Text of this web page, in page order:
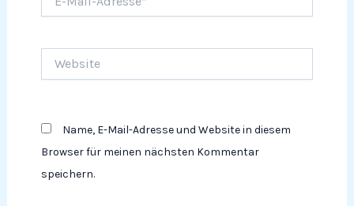
Mail-
Name, E-Mail-Adresse und Website in diesem
Browser für meinen nächsten Kommentar
speichern.